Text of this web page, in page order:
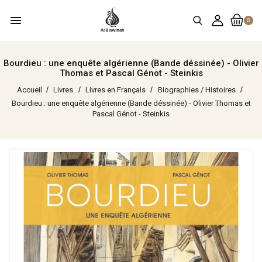
0
menu
Bourdieu : une enquête algérienne (Bande déssinée) - Olivier
Thomas et Pascal Génot - Steinkis
Accueil Livres Livres en Français
Biographies / Histoires
Bourdieu : une enquête algérienne (Bande déssinée) - Olivier Thomas et
Pascal Génot - Steinkis